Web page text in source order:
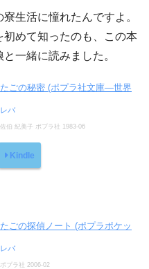
生活に憧れたんですよ。
めて知ったのも、この本
一緒に読みました。
ごの秘密 (ポプラ社文庫―世界
バ
伯 紀美子 ポプラ社 1983-06
Kindle
ごの探偵ノート (ポプラポケッ
バ
プラ社 2006-02